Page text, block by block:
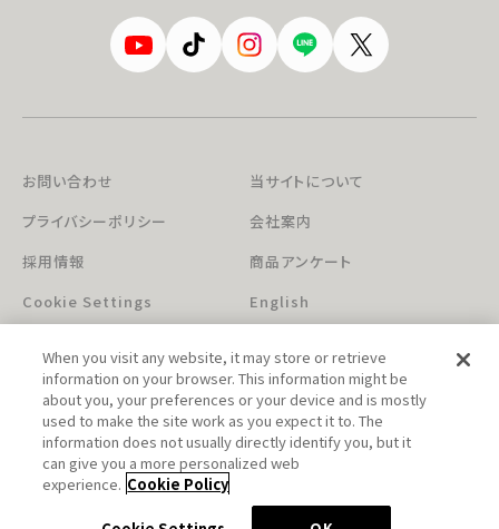
お問い合わせ
当サイトについて
プライバシーポリシー
会社案内
採用情報
商品アンケート
Cookie Settings
English
このホームページに掲載されている著作物の無断利用を禁じます。
When you visit any website, it may store or retrieve
information on your browser. This information might be
about you, your preferences or your device and is mostly
used to make the site work as you expect it to. The
information does not usually directly identify you, but it
can give you a more personalized web
experience. Cookie Policy